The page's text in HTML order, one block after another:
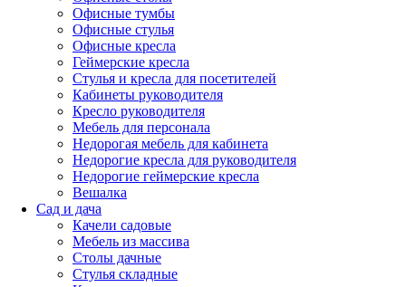
Офисные тумбы
Офисные стулья
Офисные кресла
Геймерские кресла
Стулья и кресла для посетителей
Кабинеты руководителя
Кресло руководителя
Мебель для персонала
Недорогая мебель для кабинета
Недорогие кресла для руководителя
Недорогие геймерские кресла
Вешалка
Сад и дача
Качели садовые
Мебель из массива
Столы дачные
Стулья складные